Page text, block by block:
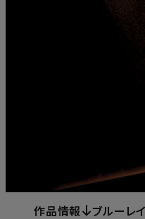
作品情報 ブルーレ